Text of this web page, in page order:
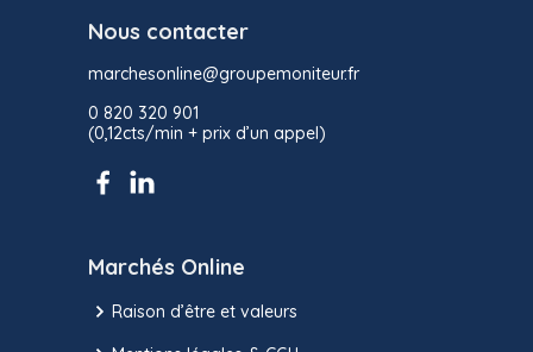
Nous contacter
marchesonline@groupemoniteur.fr
0 820 320 901
(0,12cts/min + prix d’un appel)
Marchés Online
Raison d’être et valeurs